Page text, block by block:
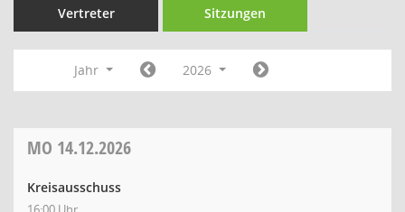
Vertreter Sitzungen
Jahr 2026
MO 14.12.2026
Kreisausschuss